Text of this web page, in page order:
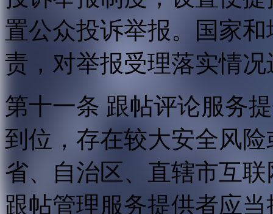
置公众投诉举报。国家
责，对举报受理落实情
第十一条 跟帖评论服务
到位，存在较大安全风
省、自治区、直辖市互
跟帖管理服务提供者应